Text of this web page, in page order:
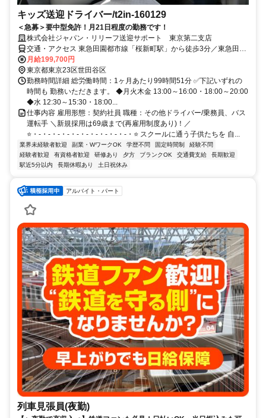
キッズ送迎ドライバー/t2in-160129
＜急募＞要中型免許！月21日程度の勤務です！
株式会社ジャパン・リリーフ送迎サポート 東京第二支店
交通・アクセス 東急田園都市線「桜新町駅」から徒歩3分／東急田園
都市線「用賀駅」から徒歩15分／東急世田谷線「上町駅」から車で8
分
月給199,700円
東京都東京23区世田谷区
勤務時間詳細 総労働時間：1ヶ月あたり99時間51分 ✅下記いずれの
時間も 勤務いただきます。 ◆月火木金 13:00～16:00・18:00～20:00
◆水 12:30～15:30・18:00...
仕事内容 雇用形態：契約社員 職種：その他ドライバー/乗務員、バス
運転手 ＼新規採用は69歳まで(再雇用制度あり)！／
⭐・-・-・-・-・-・-・-・-・-・-・⭐ スクールに通う子供たちを 自...
業界未経験者歓迎 副業・WワークOK 学歴不問 固定時間制
経験不問
経験者歓迎
有資格者歓迎 研修あり 夕方 ブランクOK 交通費支給
長期歓迎
駅近5分以内
長期休暇あり 土日祝休み
アルバイト・パート
列車見張員(夜勤)